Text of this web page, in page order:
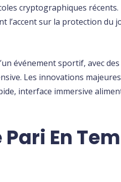
cryptographiques récents.
l’accent sur la protection du
événement sportif, avec
Les innovations majeures
interface immersive
En